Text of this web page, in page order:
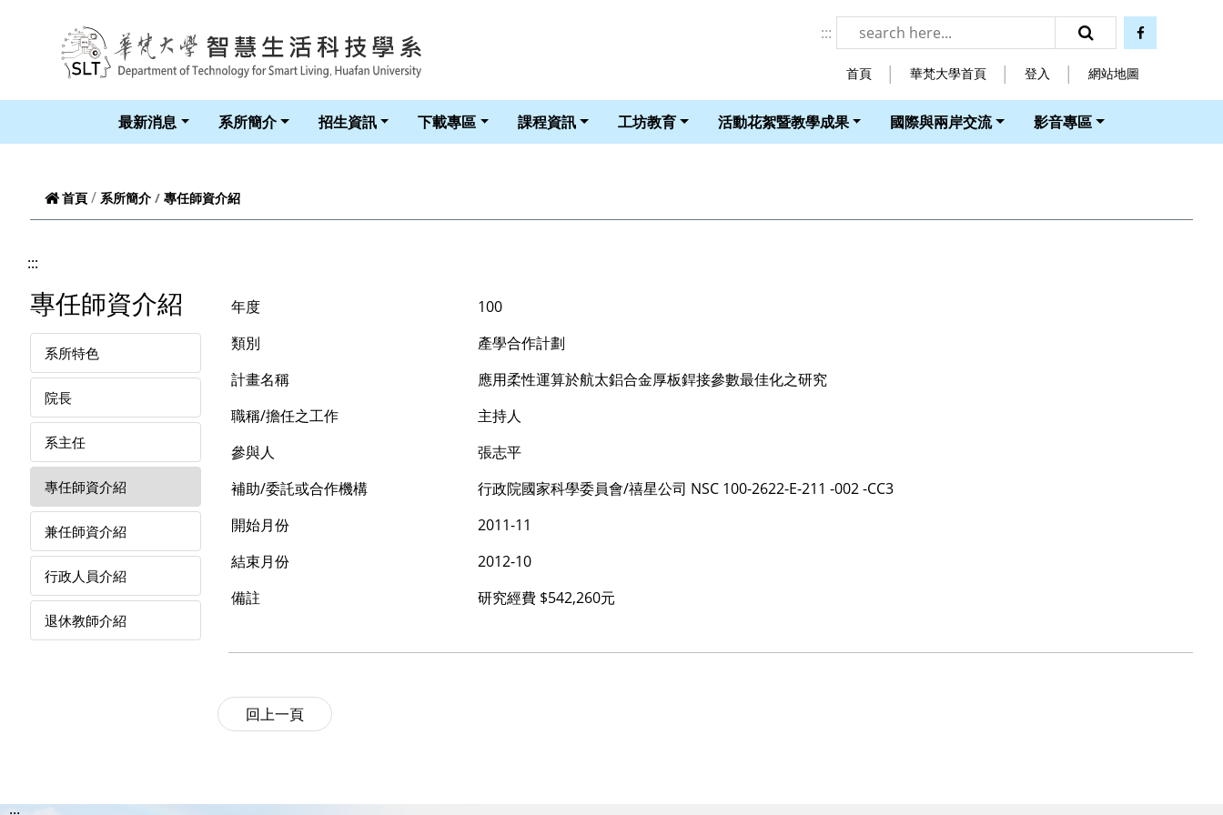
::: 搜尋 facebook
首頁 華梵大學首頁 登入 網站地圖
最新消息 系所簡介 招生資訊 下載專區 課程資訊 工坊教育 活動花絮暨教學成果 國際與兩岸交流 影音專區
首頁 系所簡介 專任師資介紹
:::
專任師資介紹
系所特色
院長
系主任
專任師資介紹
兼任師資介紹
行政人員介紹
退休教師介紹
年度
100
類別
產學合作計劃
計畫名稱
應用柔性運算於航太鋁合金厚板銲接參數最佳化之研究
職稱/擔任之工作
主持人
參與人
張志平
補助/委託或合作機構
行政院國家科學委員會/禧星公司 NSC 100-2622-E-211 -002 -CC3
開始月份
2011-11
結束月份
2012-10
備註
研究經費 $542,260元